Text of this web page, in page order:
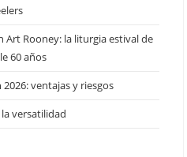
Art Rooney: la liturgia estival de
60 años
ventajas y riesgos
versatilidad